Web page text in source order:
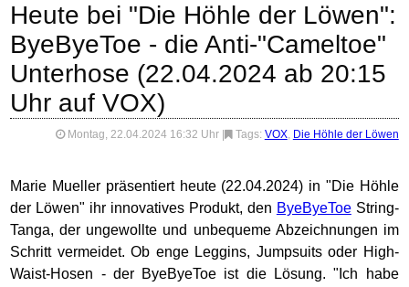
Heute bei "Die Höhle der Löwen":
ByeByeToe - die Anti-"Cameltoe"
Unterhose (22.04.2024 ab 20:15
Uhr auf VOX)
Montag, 22.04.2024 16:32 Uhr Tags: VOX, Die Höhle der Löwen
Marie Mueller präsentiert heute (22.04.2024) in "Die Höhle
der Löwen" ihr innovatives Produkt, den ByeByeToeString-
Tanga, der ungewollte und unbequeme Abzeichnungen im
Schritt vermeidet. Ob enge Leggins, Jumpsuits oder High-
Waist-Hosen - der ByeByeToe ist die Lösung. "Ich habe